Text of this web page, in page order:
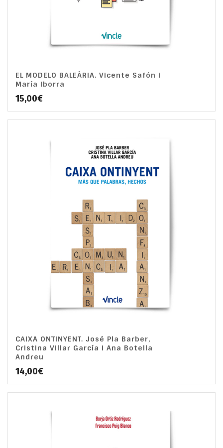
EL MODELO BALEÀRIA. Vicente Safón i
María Iborra
15,00€
CAIXA ONTINYENT. José Pla Barber,
Cristina Villar García i Ana Botella
Andreu
14,00€